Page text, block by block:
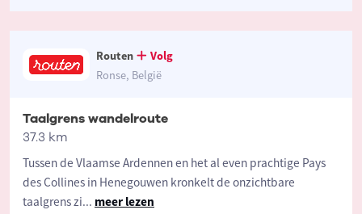
Routen
Volg
Ronse, België
Taalgrens wandelroute
37.3 km
Tussen de Vlaamse Ardennen en het al even prachtige Pays
des Collines in Henegouwen kronkelt de onzichtbare
taalgrens zi... meer lezen